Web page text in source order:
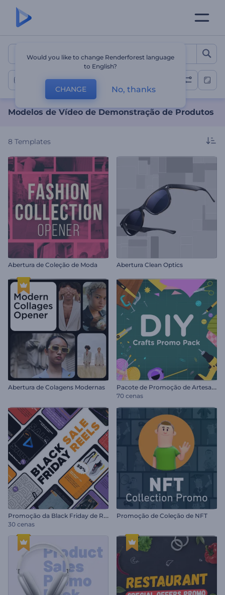
Modelos de Vídeo de
Vídeos de Demonstração de Produtos
Modelos de Vídeo de Demonstração de Produtos
8 Templates
Abertura de Coleção de Moda Abertura Clean Optics
Abertura de Colagens Modernas P
acote de Promoção de Artesanato Faça Você Mesmo
70 cenas
P
romoção da Black Friday de Reels
30 cenas
Promoção de Coleção de NFT
Would you like to change Renderforest language
to English?
CHANGE No, thanks